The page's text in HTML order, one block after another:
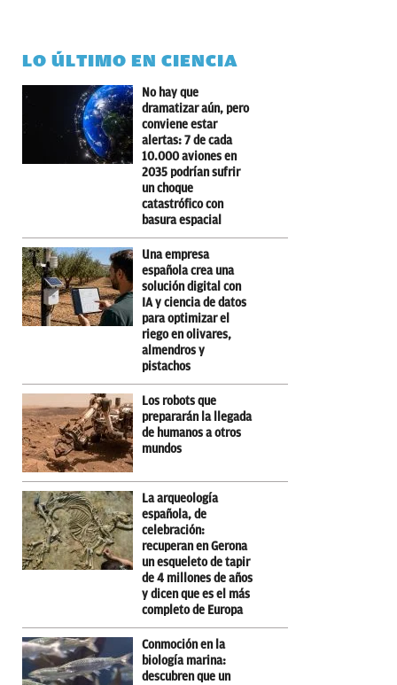
LO ÚLTIMO EN CIENCIA
No hay que
dramatizar aún, pero
conviene estar
alertas: 7 de cada
10.000 aviones en
2035 podrían sufrir
un choque
catastrófico con
basura espacial
Una empresa
española crea una
solución digital con
IA y ciencia de datos
para optimizar el
riego en olivares,
almendros y
pistachos
Los robots que
prepararán la llegada
de humanos a otros
mundos
La arqueología
española, de
celebración:
recuperan en Gerona
un esqueleto de tapir
de 4 millones de años
y dicen que es el más
completo de Europa
Conmoción en la
biología marina:
descubren que un